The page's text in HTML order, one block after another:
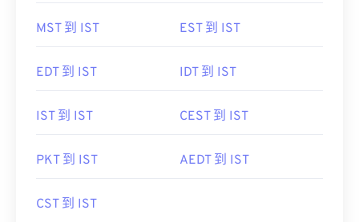
MST 到 IST EST 到 IST
EDT 到 IST IDT 到 IST
IST 到 IST CEST 到 IST
PKT 到 IST AEDT 到 IST
CST 到 IST